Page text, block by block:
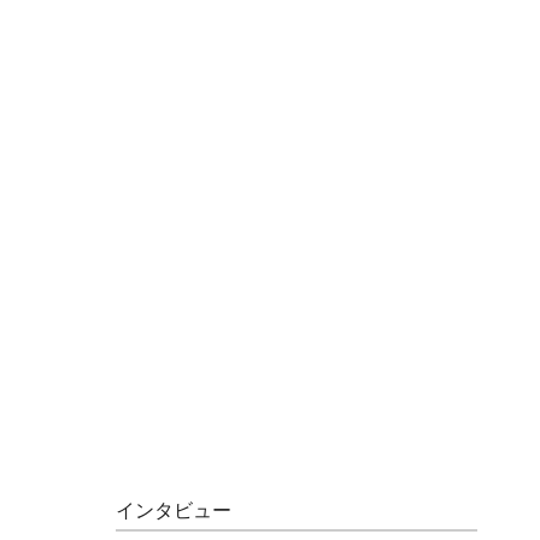
インタビュー